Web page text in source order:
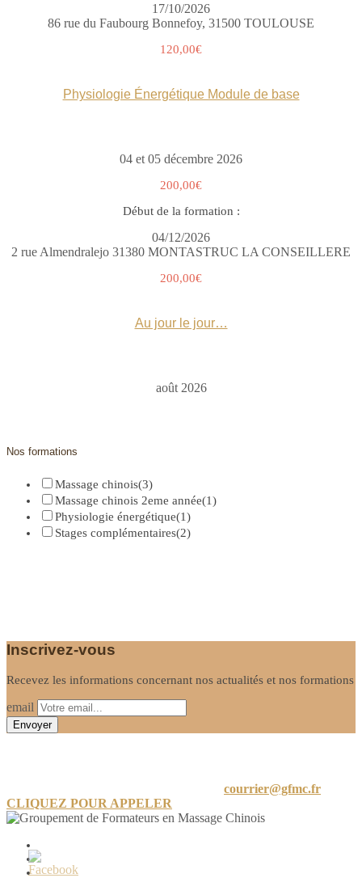
17/10/2026
86 rue du Faubourg Bonnefoy, 31500 TOULOUSE
120,00€
Physiologie Énergétique Module de base
04 et 05 décembre 2026
200,00€
Début de la formation :
04/12/2026
2 rue Almendralejo 31380 MONTASTRUC LA CONSEILLERE
200,00€
Au jour le jour…
août 2026
Nos formations
Massage chinois(3)
Massage chinois 2eme année(1)
Physiologie énergétique(1)
Stages complémentaires(2)
Inscrivez-vous
Recevez les informations concernant nos actualités et nos formations
email
courrier@gfmc.fr
CLIQUEZ POUR APPELER
Mot de passe perdu
Conditions générales de vente